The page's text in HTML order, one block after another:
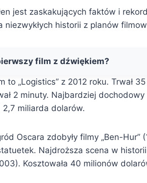
jest zaskakujących faktów i
niezwykłych historii z planów
film z dźwiękiem?
to „Logistics” z 2012 roku. Trwał
2 minuty. Najbardziej
2,7 miliarda dolarów.
Oscara zdobyły filmy „Ben-Hur”
Najdroższa scena w
Kosztowała 40 milionów